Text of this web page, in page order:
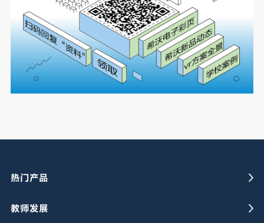
热门产品
教师发展